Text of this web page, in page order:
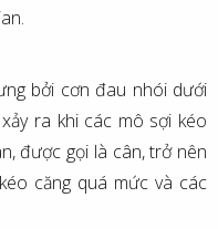
bởi cơn đau nhói dưới
ra khi các mô sợi kéo
được gọi là cân, trở nên
căng quá mức và các